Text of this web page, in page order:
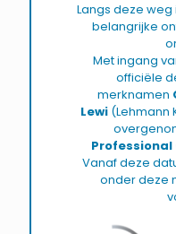
Langs deze
belangrijke
Met ingang
officiële
merknamen
Lewi(Lehmann
Professional
Vanaf deze
onder deze